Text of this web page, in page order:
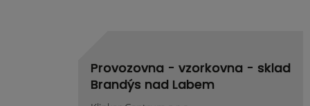
Provozovna - vzorkovna - sklad
Brandýs nad Labem